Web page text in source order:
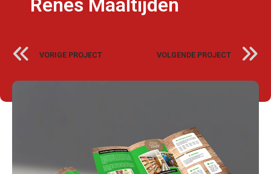
Renes Maaltijden
VORIGE PROJECT VOLGENDE PROJECT